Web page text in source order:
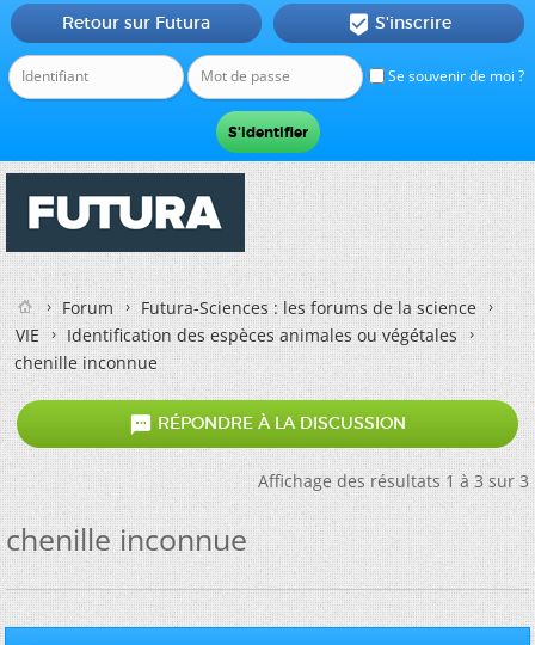
Se souvenir de moi ?
Retour sur Futura  S'inscrire
Forum
Futura-Sciences : les forums de la science
VIE
Identification des espèces animales ou végétales
chenille inconnue
 RÉPONDRE À LA DISCUSSION
Affichage des résultats 1 à 3 sur 3
chenille inconnue